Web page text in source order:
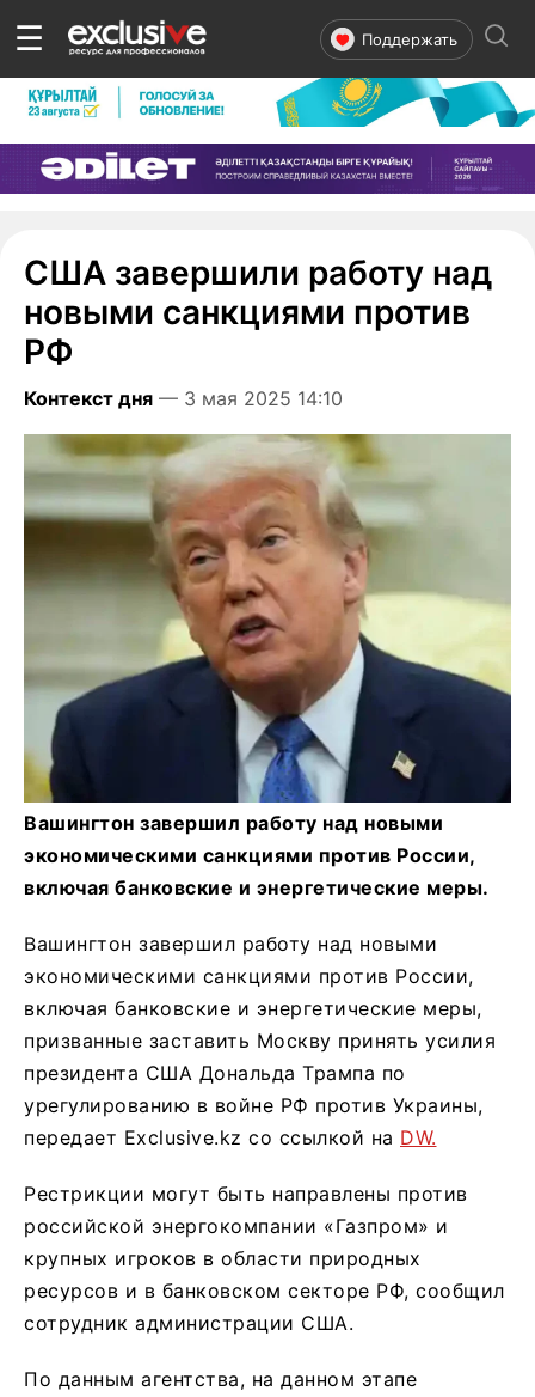
☰ Поддержать
США завершили работу над
новыми санкциями против
РФ
Контекст дня — 3 мая 2025 14:10
Вашингтон завершил работу над новыми
экономическими санкциями против России,
включая банковские и энергетические меры.
Вашингтон завершил работу над новыми
экономическими санкциями против России,
включая банковские и энергетические меры,
призванные заставить Москву принять усилия
президента США Дональда Трампа по
урегулированию в войне РФ против Украины,
передает Exclusive.kz со ссылкой на DW.
Рестрикции могут быть направлены против
российской энергокомпании «Газпром» и
крупных игроков в области природных
ресурсов и в банковском секторе РФ, сообщил
сотрудник администрации США.
По данным агентства, на данном этапе